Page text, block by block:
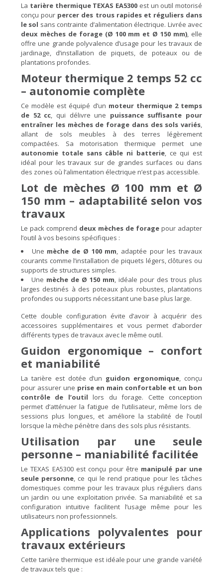
La tarière thermique TEXAS EA5300 est un outil motorisé
conçu pour percer des trous rapides et réguliers dans
le sol sans contrainte d’alimentation électrique. Livrée avec
deux mèches de forage (Ø 100 mm et Ø 150 mm) , elle
offre une grande polyvalence d’usage pour les travaux de
jardinage, d’installation de piquets, de poteaux ou de
plantations profondes.
Moteur thermique 2 temps 52 cc
– autonomie complète
Ce modèle est équipé d’un moteur thermique 2 temps
de 52 cc , qui délivre une puissance suffisante pour
entraîner les mèches de forage dans des sols variés
allant de sols meubles à des terres légèrement
compactées. Sa motorisation thermique permet une
autonomie totale sans câble ni batterie, ce qui est
idéal pour les travaux sur de grandes surfaces ou dans
des zones où l’alimentation électrique n’est pas accessible.
Lot de mèches Ø 100 mm et Ø
150 mm – adaptabilité selon vos
travaux
Le pack comprend deux mèches de forage pour adapter
l’outil à vos besoins spécifiques :
Une mèche de Ø 100 mm , adaptée pour les travaux
courants comme l’installation de piquets légers, clôtures ou
supports de structures simples.
Une mèche de Ø 150 mm , idéale pour des trous plus
larges destinés à des poteaux plus robustes, plantations
profondes ou supports nécessitant une base plus large.
Cette double configuration évite d’avoir à acquérir des
accessoires supplémentaires et vous permet d’aborder
différents types de travaux avec le même outil.
Guidon ergonomique – confort
et maniabilité
La tarière est dotée d’un guidon ergonomique , conçu
pour assurer une prise en main confortable et un bon
contrôle de l’outil lors du forage. Cette conception
permet d’atténuer la fatigue de l’utilisateur, même lors de
sessions plus longues, et améliore la stabilité de l’outil
lorsque la mèche pénètre dans des sols plus résistants.
Utilisation par une seule
personne – maniabilité facilitée
Le TEXAS EA5300 est conçu pour être manipulé par une
seule personne , ce qui le rend pratique pour les tâches
domestiques comme pour les travaux plus réguliers dans
un jardin ou une exploitation privée. Sa maniabilité et sa
configuration intuitive facilitent l’usage même pour les
utilisateurs non professionnels.
Applications polyvalentes pour
travaux extérieurs
Cette tarière thermique est idéale pour une grande variété
de travaux tels que :